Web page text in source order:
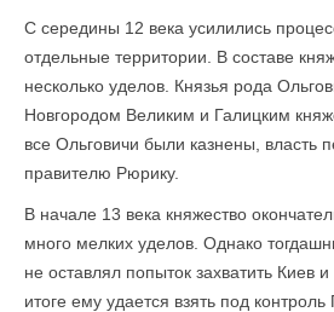
С середины 12 века усилились
отдельные территории. В составе
несколько уделов. Князья рода
Новгородом Великим и Галицким
все Ольговичи были казнены, власть
правителю Рюрику.
В начале 13 века княжество
много мелких уделов. Однако
не оставлял попыток захватить Киев
итоге ему удается взять под